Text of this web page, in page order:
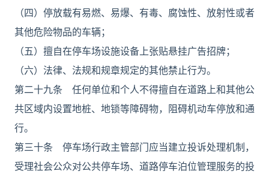
（四）停放载有易燃、易爆、有毒、腐蚀性、放射性或者
其他危险物品的车辆；
（五）擅自在停车场设施设备上张贴悬挂广告招牌；
（六）法律、法规和规章规定的其他禁止行为。
第二十九条 任何单位和个人不得擅自在道路上和其他公
共区域内设置地桩、地锁等障碍物，阻碍机动车停放和通
行。
第三十条 停车场行政主管部门应当建立投诉处理机制，
受理社会公众对公共停车场、道路停车泊位管理服务的投